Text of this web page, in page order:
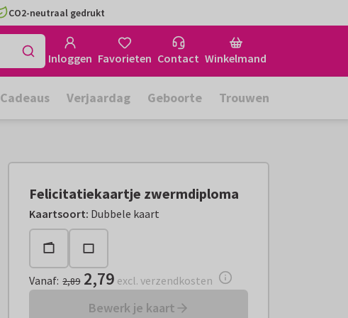
CO2-neutraal gedrukt
Inloggen Favorieten Contact Winkelmand
Cadeaus Verjaardag Geboorte Trouwen
Felicitatiekaartje zwermdiploma
Kaartsoort: Dubbele kaart
Vanaf:€ 2,79 excl. verzendkosten
Vanaf: 2,89 2,79 excl. verzendkosten
Bewerk je kaart